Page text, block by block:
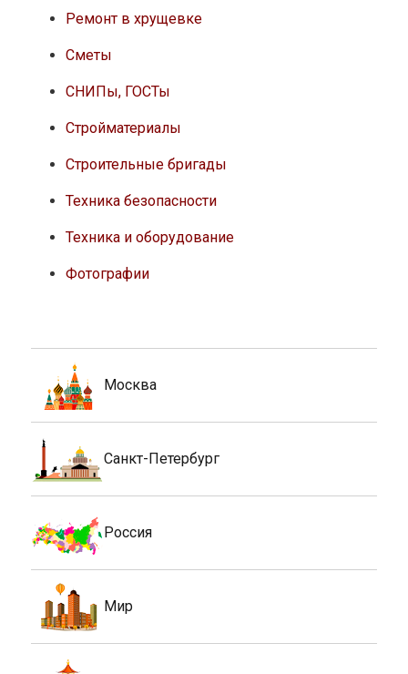
Ремонт в хрущевке
Сметы
СНИПы, ГОСТы
Стройматериалы
Строительные бригады
Техника безопасности
Техника и оборудование
Фотографии
Москва
Санкт-Петербург
Россия
Мир